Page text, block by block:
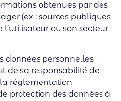
obtenues par des
(ex : sources publiques
l’utilisateur ou son secteur
données personnelles
de sa responsabilité de
la réglementation
protection des données à